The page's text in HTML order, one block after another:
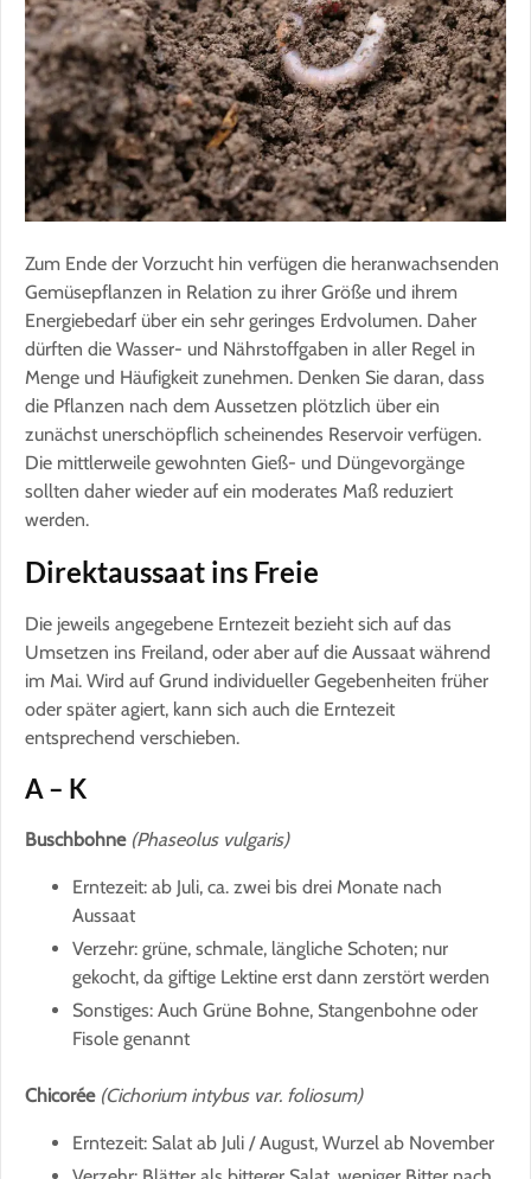
Zum Ende der Vorzucht hin verfügen die heranwachsenden
Gemüsepflanzen in Relation zu ihrer Größe und ihrem
Energiebedarf über ein sehr geringes Erdvolumen. Daher
dürften die Wasser- und Nährstoffgaben in aller Regel in
Menge und Häufigkeit zunehmen. Denken Sie daran, dass
die Pflanzen nach dem Aussetzen plötzlich über ein
zunächst unerschöpflich scheinendes Reservoir verfügen.
Die mittlerweile gewohnten Gieß- und Düngevorgänge
sollten daher wieder auf ein moderates Maß reduziert
werden.
Direktaussaat ins Freie
Die jeweils angegebene Erntezeit bezieht sich auf das
Umsetzen ins Freiland, oder aber auf die Aussaat während
im Mai. Wird auf Grund individueller Gegebenheiten früher
oder später agiert, kann sich auch die Erntezeit
entsprechend verschieben.
A – K
Buschbohne(Phaseolus vulgaris)
Erntezeit: ab Juli, ca. zwei bis drei Monate nach
Aussaat
Verzehr: grüne, schmale, längliche Schoten; nur
gekocht, da giftige Lektine erst dann zerstört werden
Sonstiges: Auch Grüne Bohne, Stangenbohne oder
Fisole genannt
Chicorée (Cichorium intybus var. foliosum)
Erntezeit: Salat ab Juli / August, Wurzel ab November